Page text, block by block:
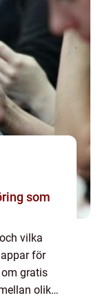
som
vilka
för
gratis
olika